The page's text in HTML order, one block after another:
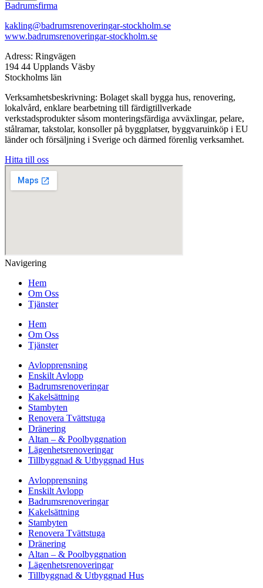
Badrumsfirma
kakling@badrumsrenoveringar-stockholm.se
www.badrumsrenoveringar-stockholm.se
Adress: Ringvägen
194 44 Upplands Väsby
Stockholms län
Verksamhetsbeskrivning: Bolaget skall bygga hus, renovering,
lokalvård, enklare bearbetning till färdigtillverkade
verkstadsprodukter såsom monteringsfärdiga avväxlingar, pelare,
stålramar, takstolar, konsoller på byggplatser, byggvaruinköp i EU
länder och försäljning i Sverige och därmed förenlig verksamhet.
Hitta till oss
Navigering
Hem
Om Oss
Tjänster
Hem
Om Oss
Tjänster
Avlopprensning
Enskilt Avlopp
Badrumsrenoveringar
Kakelsättning
Stambyten
Renovera Tvättstuga
Dränering
Altan – & Poolbyggnation
Lägenhetsrenoveringar
Tillbyggnad & Utbyggnad Hus
Avlopprensning
Enskilt Avlopp
Badrumsrenoveringar
Kakelsättning
Stambyten
Renovera Tvättstuga
Dränering
Altan – & Poolbyggnation
Lägenhetsrenoveringar
Tillbyggnad & Utbyggnad Hus